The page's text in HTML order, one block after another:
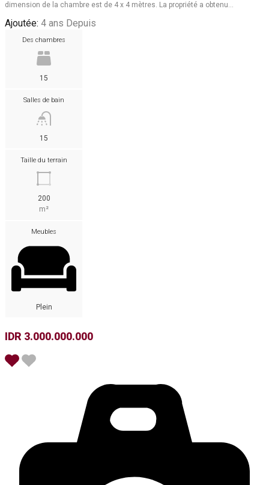
dimension de la chambre est de 4 x 4 mètres. La propriété a obtenu…
Ajoutée: 4 ans Depuis
Des chambres
15
Salles de bain
15
Taille du terrain
200
m²
Meubles
Plein
IDR 3.000.000.000